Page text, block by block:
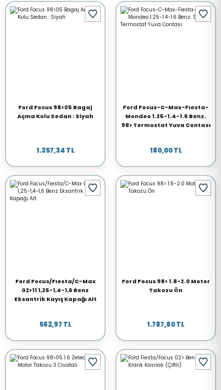
Ford Focus 98>05 Bagaj
Açma Kolu Sedan : Siyah
1.357,34 TL
Ford Focus-C-Max-Fıesta-
Mondeo 1.25-1.4-1.6 Benz.
98> Termostat Yuva Contası
180,00 TL
Ford Focus/Fıesta/C-Max
02>11 1,25-1,4-1,6 Benz
Eksantrik Kayış Kapağı Alt
562,97 TL
Ford Focus 98> 1.8-2.0 Motor
Takozu Ön
1.787,80 TL